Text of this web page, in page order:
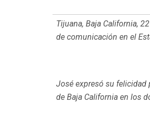
Tijuana, Baja California,
de comunicación en el
José expresó su felicidad
de Baja California en los